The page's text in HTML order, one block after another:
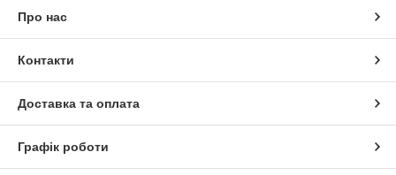
Про нас
Контакти
Доставка та оплата
Графік роботи